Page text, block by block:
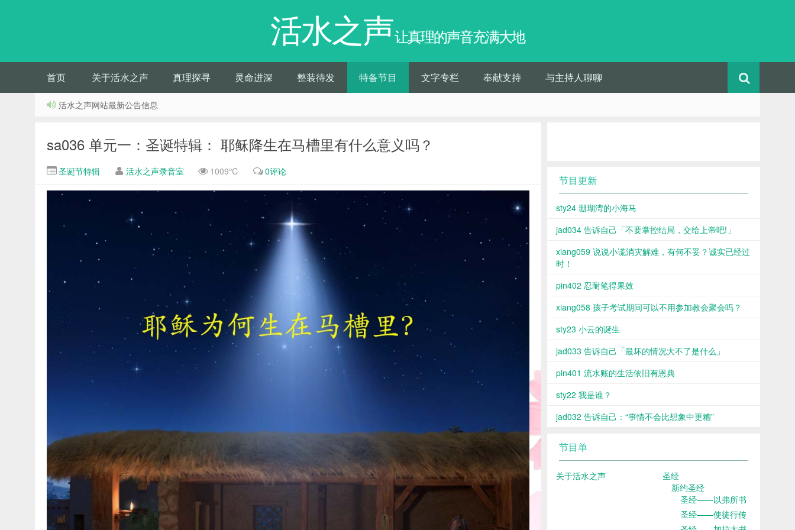
活水之声让真理的声音充满大地
首页 关于活水之声 真理探寻 灵命进深 整装待发 特备节目 文字专栏 奉献支持 与主持人聊聊
活水之声网站最新公告信息
sa036 单元一：圣诞特辑： 耶稣降生在马槽里有什么意义吗？
圣诞节特辑 活水之声录音室 1009℃ 0评论
节目更新
sty24 珊瑚湾的小海马
jad034 告诉自己「不要掌控结局，交给上帝吧!」
xiang059 说说小谎消灾解难，有何不妥？诚实已经过
时！
pin402 忍耐笔得果效
xiang058 孩子考试期间可以不用参加教会聚会吗？
sty23 小云的诞生
jad033 告诉自己「最坏的情况大不了是什么」
pin401 流水账的生活依旧有恩典
sty22 我是谁？
jad032 告诉自己：“事情不会比想象中更糟”
节目单
关于活水之声
圣经
新约圣经
圣经——以弗所书
圣经——使徒行传